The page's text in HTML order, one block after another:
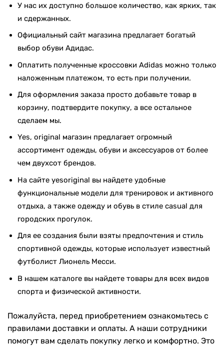
У нас их доступно большое количество, как ярких, так
и сдержанных.
Официальный сайт магазина предлагает богатый
выбор обуви Адидас.
Оплатить полученные кроссовки Adidas можно только
наложенным платежом, то есть при получении.
Для оформления заказа просто добавьте товар в
корзину, подтвердите покупку, а все остальное
сделаем мы.
Yes, original магазин предлагает огромный
ассортимент одежды, обуви и аксессуаров от более
чем двухсот брендов.
На сайте yesoriginal вы найдете удобные
функциональные модели для тренировок и активного
отдыха, а также одежду и обувь в стиле casual для
городских прогулок.
Для ее создания были взяты предпочтения и стиль
спортивной одежды, которые использует известный
футболист Лионель Месси.
В нашем каталоге вы найдете товары для всех видов
спорта и физической активности.
Пожалуйста, перед приобретением ознакомьтесь с
правилами доставки и оплаты. А наши сотрудники
помогут вам сделать покупку легко и комфортно. Это